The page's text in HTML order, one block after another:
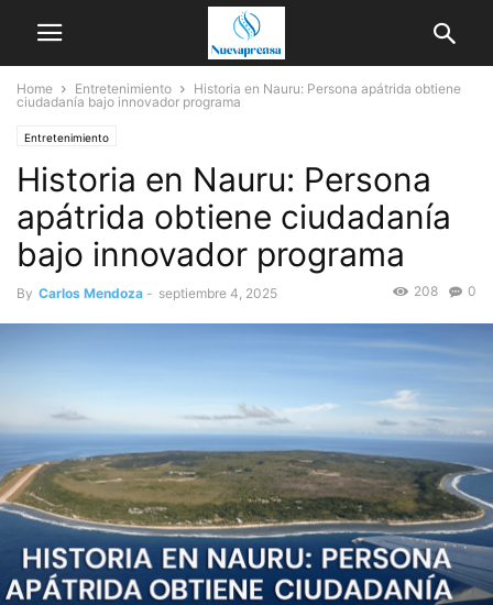
Home Entretenimiento
Historia en Nauru: Persona apátrida obtiene
ciudadanía bajo innovador programa
Entretenimiento
Historia en Nauru: Persona
apátrida obtiene ciudadanía
bajo innovador programa
By Carlos Mendoza - septiembre 4, 2025 0
208